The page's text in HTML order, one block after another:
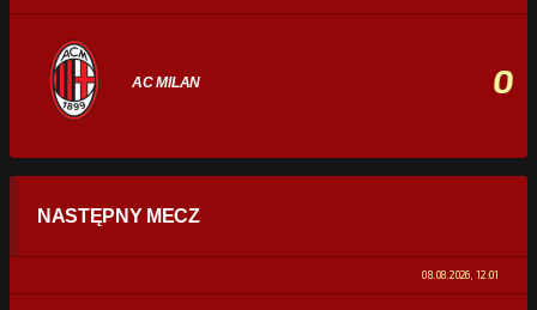
AC MILAN 0
STATYSTYKI
0% 100%
NASTĘPNY MECZ
08.08.2026, 12:01